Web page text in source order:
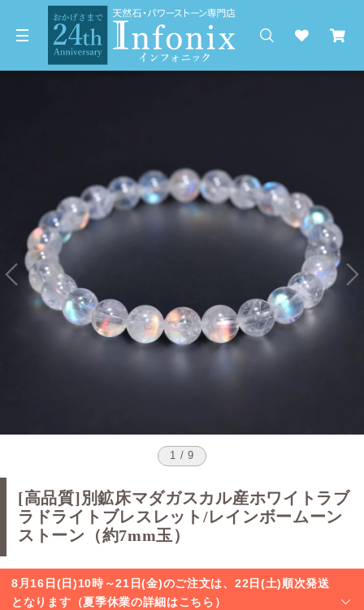
1 / 9
[高品質]別鉱床マダガスカル産ホワイトラブ
ラドライトブレスレット/レインボームーン
ストーン（約7mm玉）
8月16日(日)10時～21日(金)のご注文は、22日(土)順次発送
となります（夏季休業の詳細はこちら）